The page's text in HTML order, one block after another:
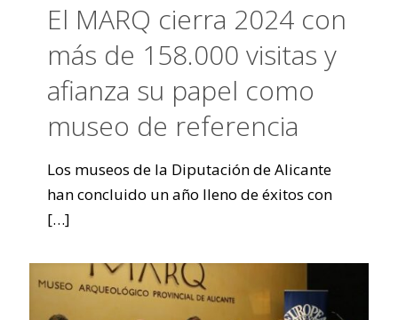
El MARQ cierra 2024 con
más de 158.000 visitas y
afianza su papel como
museo de referencia
Los museos de la Diputación de Alicante
han concluido un año lleno de éxitos con
[…]